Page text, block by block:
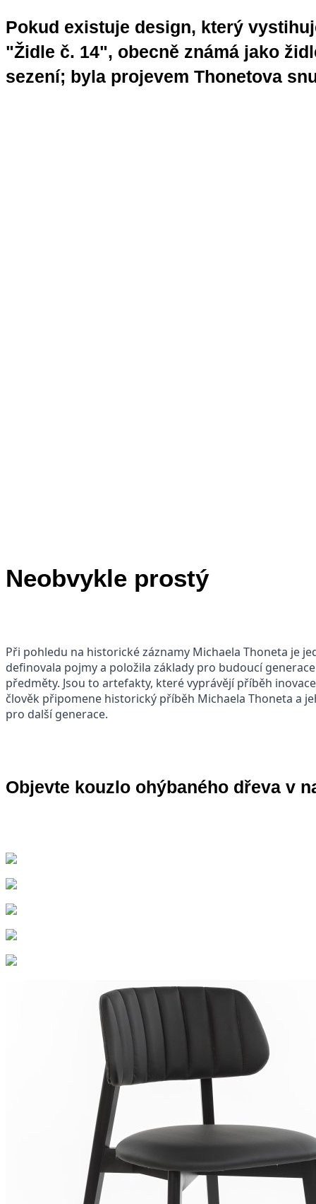
Pokud existuje design, který
"Židle č. 14", obecně známá jako
sezení; byla projevem Thonetova
Neobvykle prostý
Při pohledu na historické záznamy Michaela Thoneta je
definovala pojmy a položila základy pro budoucí
předměty. Jsou to artefakty, které vyprávějí příběh
člověk připomene historický příběh Michaela Thoneta a
pro další generace.
Objevte kouzlo ohýbaného dřeva v